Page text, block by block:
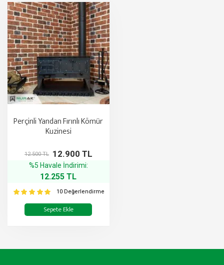
Perçinli Yandan Fırınlı Kömür
Kuzinesi
12.900 TL
12.500 TL
%5 Havale İndirimi:
12.255 TL
10 Değerlendirme
Sepete Ekle